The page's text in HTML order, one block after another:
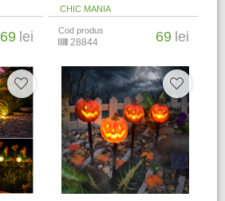
69 lei
CHIC MANIA
Cod produs
28844 69 lei